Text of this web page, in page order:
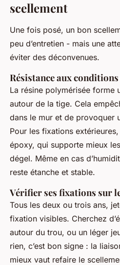
scellement
Une fois posé, un bon
peu d’entretien - mais une
éviter des déconvenues.
Résistance aux
La résine polymérisée forme
autour de la tige. Cela
dans le mur et de provoquer
Pour les fixations
époxy, qui supporte mieux
dégel. Même en cas
reste étanche et stable.
Vérifier ses fixations sur
Tous les deux ou trois ans,
fixation visibles. Cherchez
autour du trou, ou un léger
rien, c’est bon signe : la
mieux vaut refaire le